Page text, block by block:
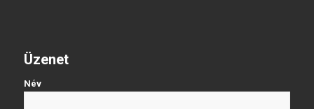
Üzenet
Név